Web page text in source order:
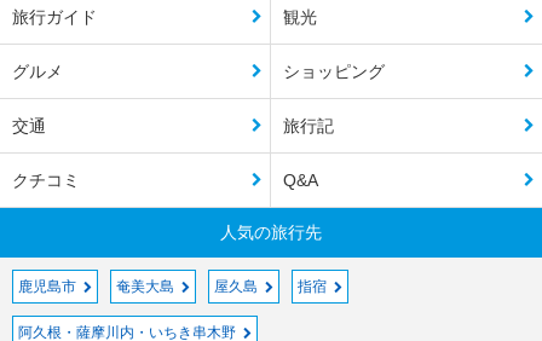
旅行ガイド 観光
グルメ ショッピング
交通 旅行記
クチコミ Q&A
人気の旅行先
鹿児島市 奄美大島 屋久島 指宿
阿久根・薩摩川内・いちき串木野